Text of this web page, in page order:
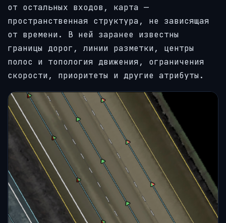
от остальных входов, карта —
пространственная структура, не зависящая
от времени. В ней заранее известны
границы дорог, линии разметки, центры
полос и топология движения, ограничения
скорости, приоритеты и другие атрибуты.